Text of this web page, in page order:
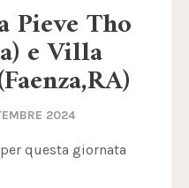
Pieve Tho
e Villa
2024
questa giornata